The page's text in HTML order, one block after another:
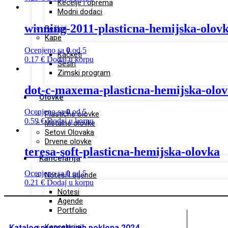
Kecelje i oprema
Modni dodaci
Peškiri
Kape
Kačketi
Šeširi
Zimski program
Olovke
Plastične olovke
Metalne olovke
Setovi Olovaka
Drvene olovke
Kancelarija
Notesi i agende
Notesi
Agende
Portfolio
winning-2011-plasticna-hemijska-
Ocenjeno sa 0od 5
0.17 € Dodaj u korpu
dot-c-maxema-plasticna-hemijska-
Ocenjeno sa0od 5
0.59€ Dodaj u korpu
teresa-soft-plasticna-hemijska-olovka
Ocenjeno sa0 od 5
0.21 € Dodaj u korpu